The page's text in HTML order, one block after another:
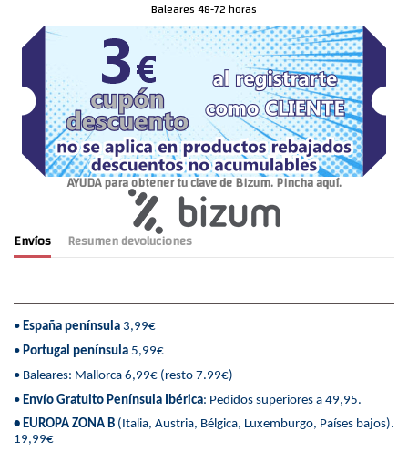
Baleares 48-72 horas
AYUDA para obtener tu clave de Bizum. Pincha aquí.
Envíos Resumen devoluciones
• España península 3,99€
• Portugal península 5,99€
• Baleares: Mallorca 6,99€ (resto 7.99€)
• Envío Gratuito Península Ibérica: Pedidos superiores a 49,95.
• EUROPA ZONA B (Italia, Austria, Bélgica, Luxemburgo, Países bajos).
19,99€